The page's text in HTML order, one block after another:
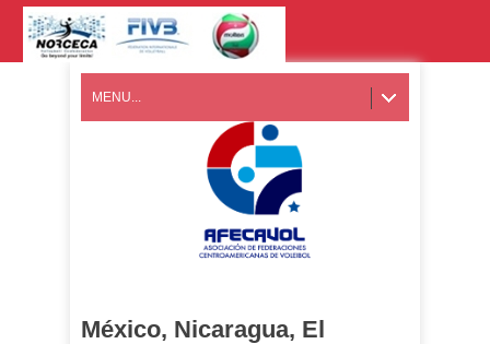
MENU...
México, Nicaragua, El